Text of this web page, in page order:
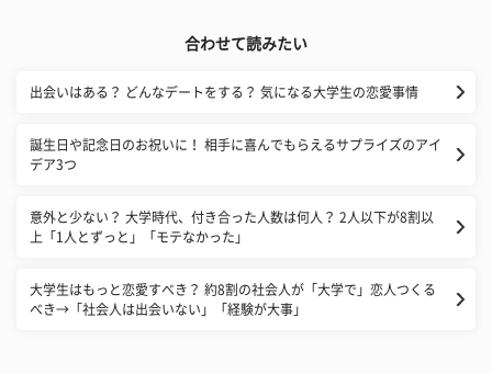
合わせて読みたい
出会いはある？ どんなデートをする？ 気になる大学生の恋愛事情
誕生日や記念日のお祝いに！ 相手に喜んでもらえるサプライズのアイ
デア3つ
意外と少ない？ 大学時代、付き合った人数は何人？ 2人以下が8割以
上「1人とずっと」「モテなかった」
大学生はもっと恋愛すべき？ 約8割の社会人が「大学で」恋人つくる
べき→「社会人は出会いない」「経験が大事」